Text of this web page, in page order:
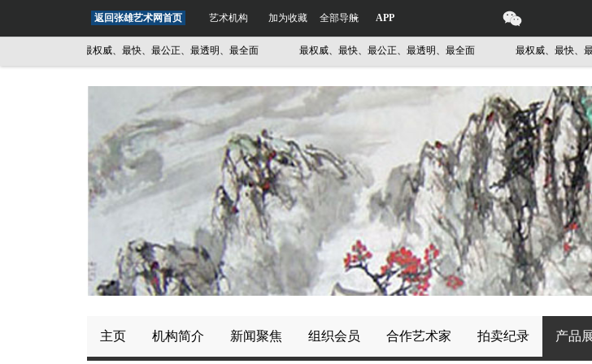
返回张雄艺术网首页 艺术机构 加为收藏 全部导航 APP
最权威、最快、最公正、最透明、最全面 最权威、最快、最公正、最透明、最全面 最权威、最快、最公
主页 机构简介 新闻聚焦 组织会员 合作艺术家 拍卖纪录 产品